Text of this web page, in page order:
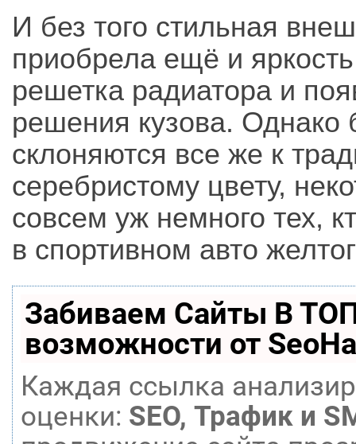
И без того стильная
приобрела ещё и
решетка радиатора и
решения кузова. Однако
склоняются все же к
серебристому цвету,
совсем уж немного тех,
в спортивном авто
Забиваем Сайты В
возможности от
Каждая ссылка
оценки: SEO, Трафик и